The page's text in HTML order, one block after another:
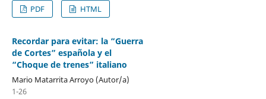
PDF
HTML
Recordar para evitar: la “Guerra
de Cortes” española y el
“Choque de trenes” italiano
Mario Matarrita Arroyo (Autor/a)
1-26